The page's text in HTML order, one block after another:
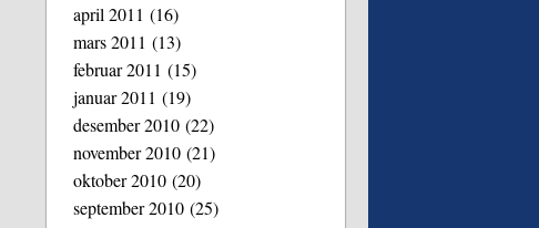
april 2011 (16)
mars 2011 (13)
februar 2011 (15)
januar 2011 (19)
desember 2010 (22)
november 2010 (21)
oktober 2010 (20)
september 2010 (25)